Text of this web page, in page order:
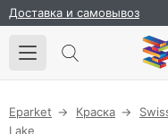
Доставка и самовывоз
Eparket Краска
Lake